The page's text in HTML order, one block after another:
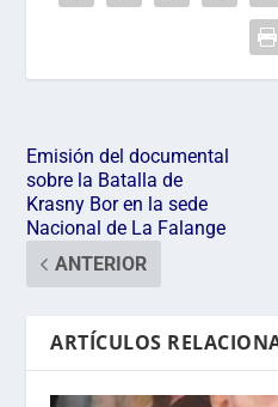
Emisión del documental
sobre la Batalla de
Krasny Bor en la sede
Nacional de La Falange
ANTERIOR
ARTÍCULOS